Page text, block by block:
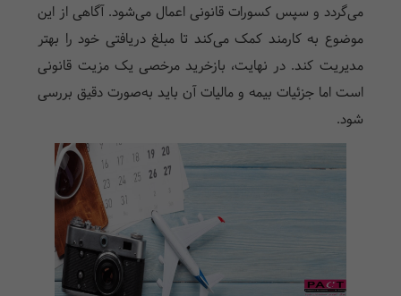
می‌گردد و سپس کسورات قانونی اعمال می‌شود. آگاهی از این
موضوع به کارمند کمک می‌کند تا مبلغ دریافتی خود را بهتر
مدیریت کند. در نهایت، بازخرید مرخصی یک مزیت قانونی
است اما جزئیات بیمه و مالیات آن باید به‌صورت دقیق بررسی
شود.